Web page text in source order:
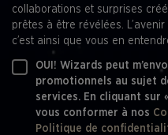
collaborations et surprises
prêtes à être révélées.
c’est ainsi que vous en
OUI! Wizards peut
promotionnels au sujet
services. En cliquant sur
vous conformer à nos
Politique de